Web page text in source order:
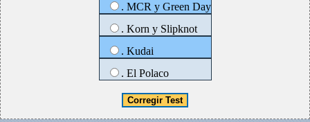
. MCR y Green Day
. Korn y Slipknot
. Kudai
. El Polaco